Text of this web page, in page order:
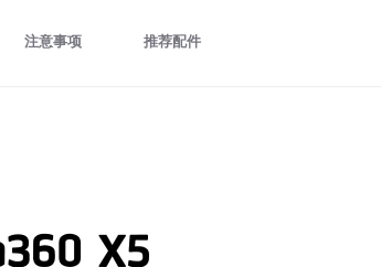
注意事项 推荐配件